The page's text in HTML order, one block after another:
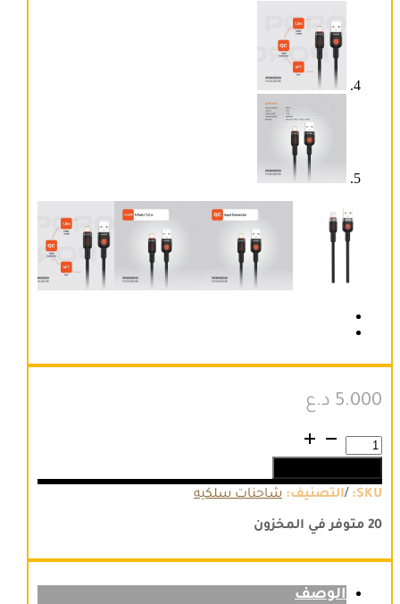
5.000 د.ع
كمية
Porodo
Cable
A
SKU:
/التصنيف: شاحنات سلكيه
20 متوفر في المخزون
الوصف